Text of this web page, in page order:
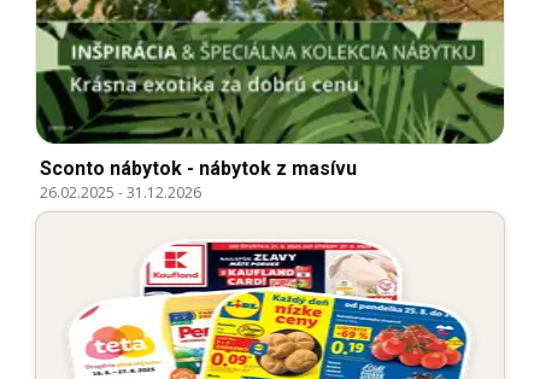
Sconto nábytok - nábytok z masívu
26.02.2025 -31.12.2026